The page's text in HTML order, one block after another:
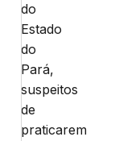
do
Estado
do
Pará,
suspeitos
de
praticarem